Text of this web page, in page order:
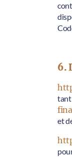
6.
tant
et